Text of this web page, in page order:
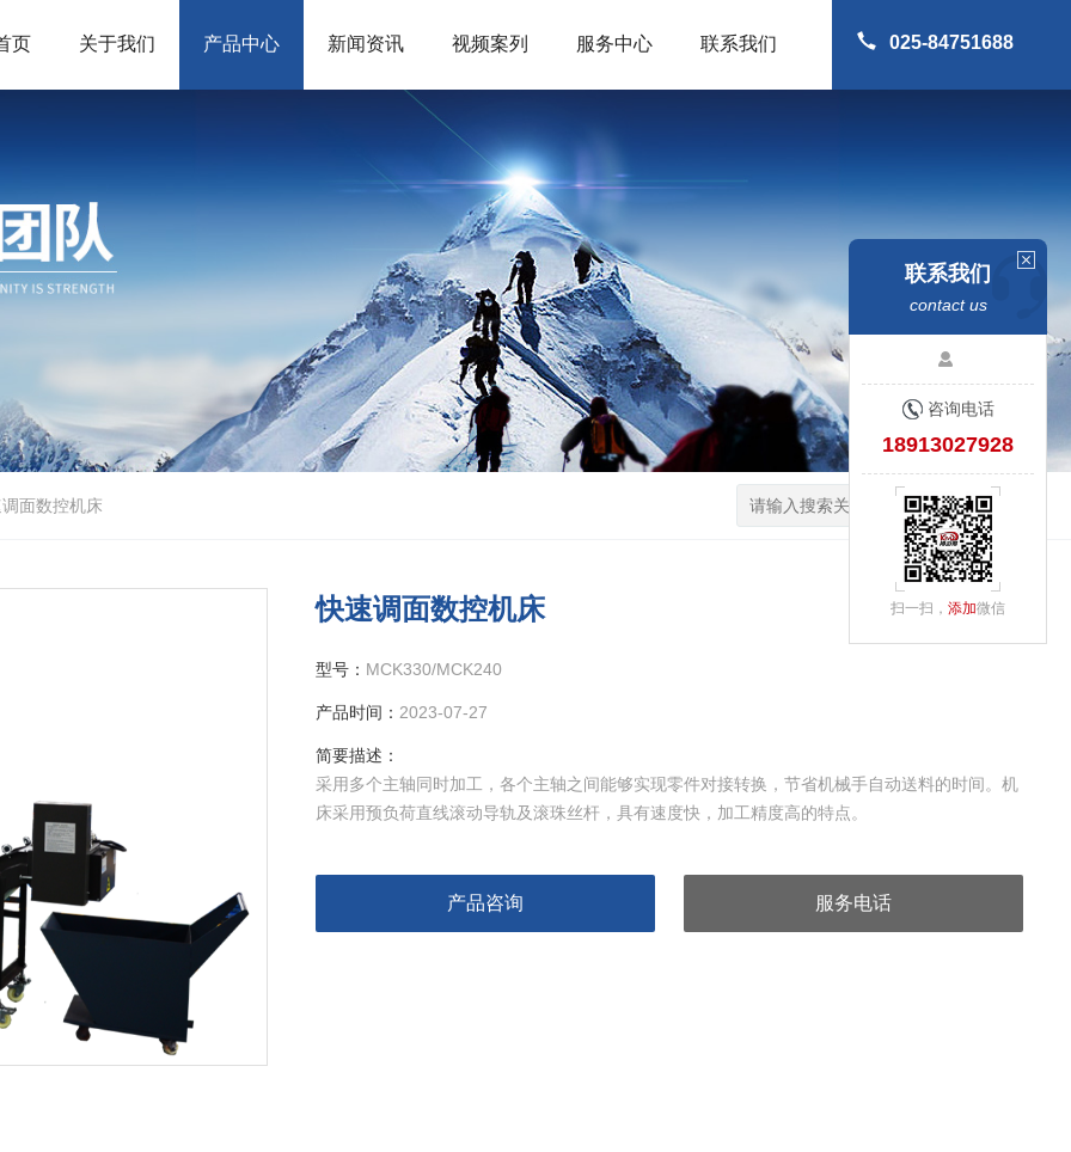
025-84751688
页 关于我们 产品中心 新闻资讯 视频案列 服务中心 联系我们
面数控机床
快速调面数控机床
型号： MCK330/MCK240
产品时间： 2023-07-27
简要描述：
采用多个主轴同时加工，各个主轴之间能够实现零件对接转换，节省机械手自动送料的时间。机
床采用预负荷直线滚动导轨及滚珠丝杆，具有速度快，加工精度高的特点。
产品咨询 服务电话
联系我们
contact us
咨询电话
18913027928
扫一扫， 添加微信